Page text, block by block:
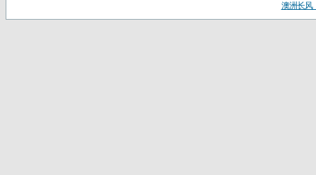
澳洲长风